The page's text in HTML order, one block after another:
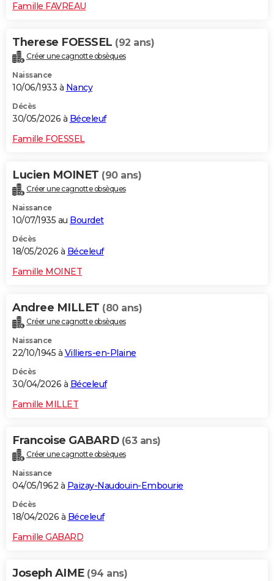
Famille FAVREAU
Therese FOESSEL (92 ans)
Créer une cagnotte obsèques
Naissance
10/06/1933 à Nancy
Décès
30/05/2026 à Béceleuf
Famille FOESSEL
Lucien MOINET (90 ans)
Créer une cagnotte obsèques
Naissance
10/07/1935 au Bourdet
Décès
18/05/2026 à Béceleuf
Famille MOINET
Andree MILLET (80 ans)
Créer une cagnotte obsèques
Naissance
22/10/1945 à Villiers-en-Plaine
Décès
30/04/2026 à Béceleuf
Famille MILLET
Francoise GABARD (63 ans)
Créer une cagnotte obsèques
Naissance
04/05/1962 à Paizay-Naudouin-Embourie
Décès
18/04/2026 à Béceleuf
Famille GABARD
Joseph AIME (94 ans)